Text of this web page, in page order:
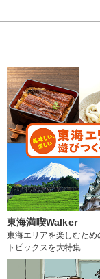
東海満喫Walker
東海エリアを楽しむため
トピックスを大特集